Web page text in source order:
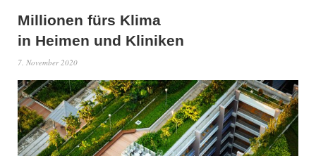
Millionen fürs Klima
in Heimen und Kliniken
7. November 2020